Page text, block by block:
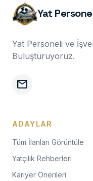
Yat
Yat Personeli ve
Buluşturuyoruz.
mail
ADAYLAR
Tüm İlanları Görüntüle
Yatçılık Rehberleri
Kariyer Önerileri